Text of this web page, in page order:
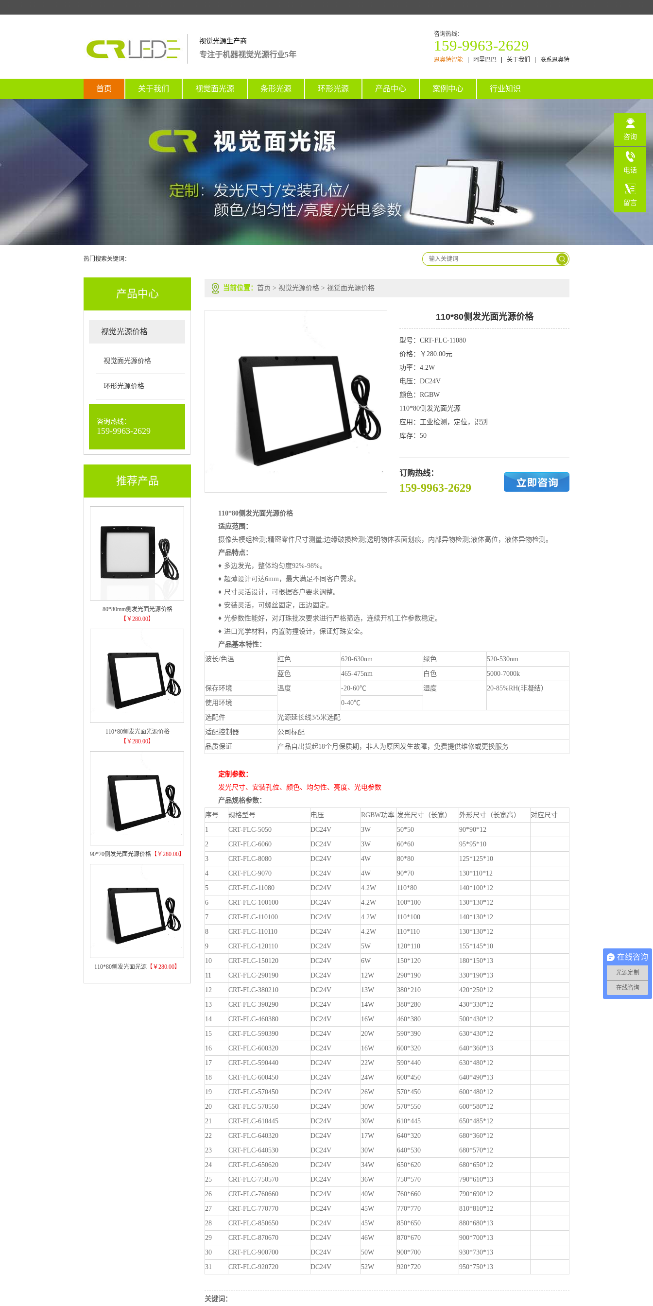
视觉光源生产商
专注于机器视觉光源行业5年
咨询热线：
159-9963-2629
思奥特智能 阿里巴巴 关于我们 联系思奥特
首页 关于我们 视觉面光源 条形光源 环形光源 产品中心 案例中心 行业知识
热门搜索关键词：
产品中心
视觉光源价格
视觉面光源价格
环形光源价格
咨询热线：
159-9963-2629
推荐产品
80*80mm侧发光面光源价格
【￥280.00】
110*80侧发光面光源价格
【￥280.00】
90*70侧发光面光源价格 【￥280.00】
110*80侧发光面光源 【￥280.00】
当前位置： 首页 > 视觉光源价格 > 视觉面光源价格
110*80侧发光面光源价格
型号：CRT-FLC-11080
价格：￥280.00元
功率：4.2W
电压：DC24V
颜色：RGBW
110*80侧发光面光源
应用：工业检测，定位，识别
库存：50
订购热线：
159-9963-2629
110*80侧发光面光源价格
适应范围：
摄像头模组检测;精密零件尺寸测量;边缘破损检测;透明物体表面划痕，内部异物检测;液体高位，液体异物检测。
产品特点：
♦ 多边发光，整体均匀度92%-98%。
♦ 超薄设计可达6mm，最大满足不同客户需求。
♦ 尺寸灵活设计，可根据客户要求调整。
♦ 安装灵活，可螺丝固定，压边固定。
♦ 光参数性能好，对灯珠批次要求进行严格筛选，连续开机工作参数稳定。
♦ 进口光学材料，内置防撞设计，保证灯珠安全。
产品基本特性：
波长/色温
红色 620-630nm 绿色
520-530nm
蓝色
465-475nm 白色
5000-7000k
保存环境
温度 -20-60℃ 湿度
20-85%RH(非凝结）
使用环境
0-40℃
选配件
光源延长线3/5米选配
适配控制器
公司标配
品质保证
产品自出货起18个月保质期，非人为原因发生故障，免费提供维修或更换服务
定制参数：
发光尺寸、安装孔位、颜色、均匀性、亮度、光电参数
产品规格参数：
序号
规格型号 电压 RGBW功率 发光尺寸（长宽） 外形尺寸（长宽高）
对应尺寸
1
CRT-FLC-5050 DC24V 3W 50*50
90*90*12
2
CRT-FLC-6060 DC24V 3W 60*60
95*95*10
3
CRT-FLC-8080 DC24V 4W 80*80
125*125*10
4
CRT-FLC-9070 DC24V 4W 90*70
130*110*12
5
CRT-FLC-11080 DC24V 4.2W 110*80
140*100*12
6
CRT-FLC-100100 DC24V 4.2W 100*100
130*130*12
7
CRT-FLC-110100 DC24V 4.2W 110*100
140*130*12
8
CRT-FLC-110110 DC24V 4.2W 110*110
130*130*12
9
CRT-FLC-120110 DC24V 5W 120*110
155*145*10
10
CRT-FLC-150120 DC24V 6W 150*120
180*150*13
11
CRT-FLC-290190 DC24V 12W 290*190
330*190*13
12
CRT-FLC-380210 DC24V 13W 380*210
420*250*12
13
CRT-FLC-390290 DC24V 14W 380*280
430*330*12
14
CRT-FLC-460380 DC24V 16W 460*380
500*430*12
15
CRT-FLC-590390 DC24V 20W 590*390
630*430*12
16
CRT-FLC-600320 DC24V 16W 600*320
640*360*13
17
CRT-FLC-590440 DC24V 22W 590*440
630*480*12
18
CRT-FLC-600450 DC24V 24W 600*450
640*490*13
19
CRT-FLC-570450 DC24V 26W 570*450
600*480*12
20
CRT-FLC-570550 DC24V 30W 570*550
600*580*12
21
CRT-FLC-610445 DC24V 30W 610*445
650*485*12
22
CRT-FLC-640320 DC24V 17W 640*320
680*360*12
23
CRT-FLC-640530 DC24V 30W 640*530
680*570*12
24
CRT-FLC-650620 DC24V 34W 650*620
680*650*12
25
CRT-FLC-750570 DC24V 36W 750*570
790*610*13
26
CRT-FLC-760660 DC24V 40W 760*660
790*690*12
27
CRT-FLC-770770 DC24V 45W 770*770
810*810*12
28
CRT-FLC-850650 DC24V 45W 850*650
880*680*13
29
CRT-FLC-870670 DC24V 46W 870*670
900*700*13
30
CRT-FLC-900700 DC24V 50W 900*700
930*730*13
31
CRT-FLC-920720 DC24V 52W 920*720 950*750*13
关键词：
咨询
电话
159-
9963-
留言
在线咨询
光源定制
在线咨询